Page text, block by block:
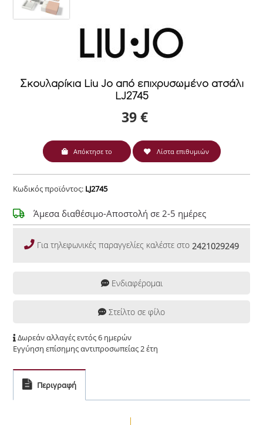
Σκουλαρίκια Liu Jo από επιχρυσωμένο ατσάλι
LJ2745
39 €
Απόκτησε το Λίστα επιθυμιών
Κωδικός προϊόντος: LJ2745
Άμεσα διαθέσιμο-Αποστολή σε 2-5 ημέρες
Για τηλεφωνικές παραγγελίες καλέστε στο 2421029249
Ενδιαφέρομαι
Στείλτο σε φίλο
Δωρεάν αλλαγές εντός 6 ημερών
Εγγύηση επίσημης αντιπροσωπείας 2 έτη
Περιγραφή